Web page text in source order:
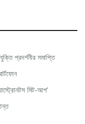
মিট-আপ’